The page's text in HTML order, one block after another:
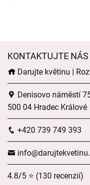
KONTAKTUJTE NÁS
Darujte květinu |
Denisovo náměstí
500 04 Hradec Králové
+420 739 749 393
4.8/5 ⭐ (130 recenzií)